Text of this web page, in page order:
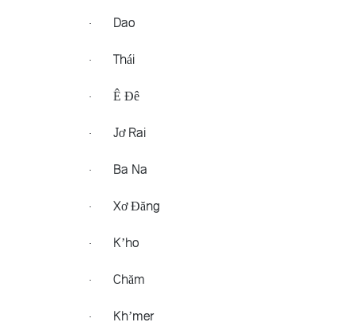
· Dao
· Thái
· Ê Đê
· Jơ Rai
· Ba Na
· Xơ Đăng
· K’ho
· Chăm
· Kh’mer